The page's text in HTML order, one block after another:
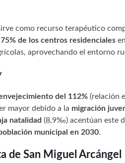
como recurso terapéutico
75% de los centros residenciales
aprovechando el entorno
del 112% (relación
mayor debido a la migración
natalidad (8,9‰) acentúan este
municipal en 2030.
de San Miguel Arcángel